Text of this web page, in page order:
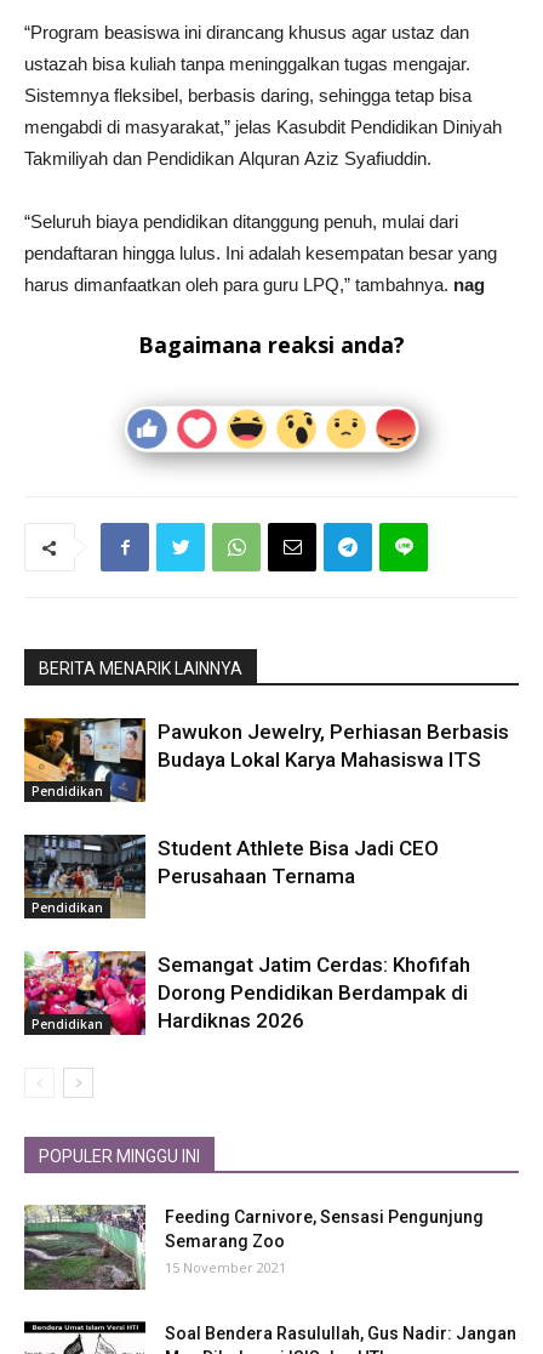
“Program beasiswa ini dirancang khusus agar ustaz dan
ustazah bisa kuliah tanpa meninggalkan tugas mengajar.
Sistemnya fleksibel, berbasis daring, sehingga tetap bisa
mengabdi di masyarakat,” jelas Kasubdit Pendidikan Diniyah
Takmiliyah dan Pendidikan Alquran Aziz Syafiuddin.
“Seluruh biaya pendidikan ditanggung penuh, mulai dari
pendaftaran hingga lulus. Ini adalah kesempatan besar yang
harus dimanfaatkan oleh para guru LPQ,” tambahnya. nag
Bagaimana reaksi anda?
BERITA MENARIK LAINNYA
Pendidikan
Pawukon Jewelry, Perhiasan Berbasis
Budaya Lokal Karya Mahasiswa ITS
Pendidikan
Student Athlete Bisa Jadi CEO
Perusahaan Ternama
Pendidikan
Semangat Jatim Cerdas: Khofifah
Dorong Pendidikan Berdampak di
Hardiknas 2026
POPULER MINGGU INI
Feeding Carnivore, Sensasi Pengunjung
Semarang Zoo
15 November 2021
Soal Bendera Rasulullah, Gus Nadir: Jangan